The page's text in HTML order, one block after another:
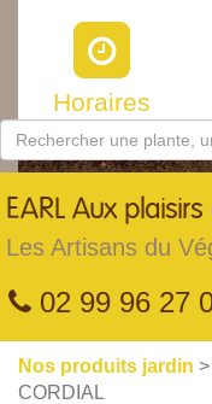
Horaires
EARL Aux
Les Artisans du
02 99 96 27
Nos produits jardin
CORDIAL